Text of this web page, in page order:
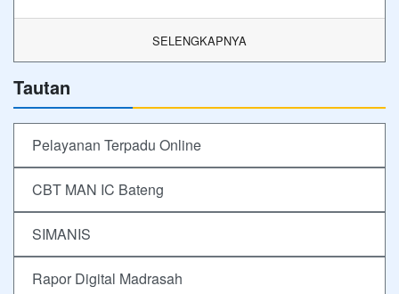
SELENGKAPNYA
Tautan
Pelayanan Terpadu Online
CBT MAN IC Bateng
SIMANIS
Rapor Digital Madrasah